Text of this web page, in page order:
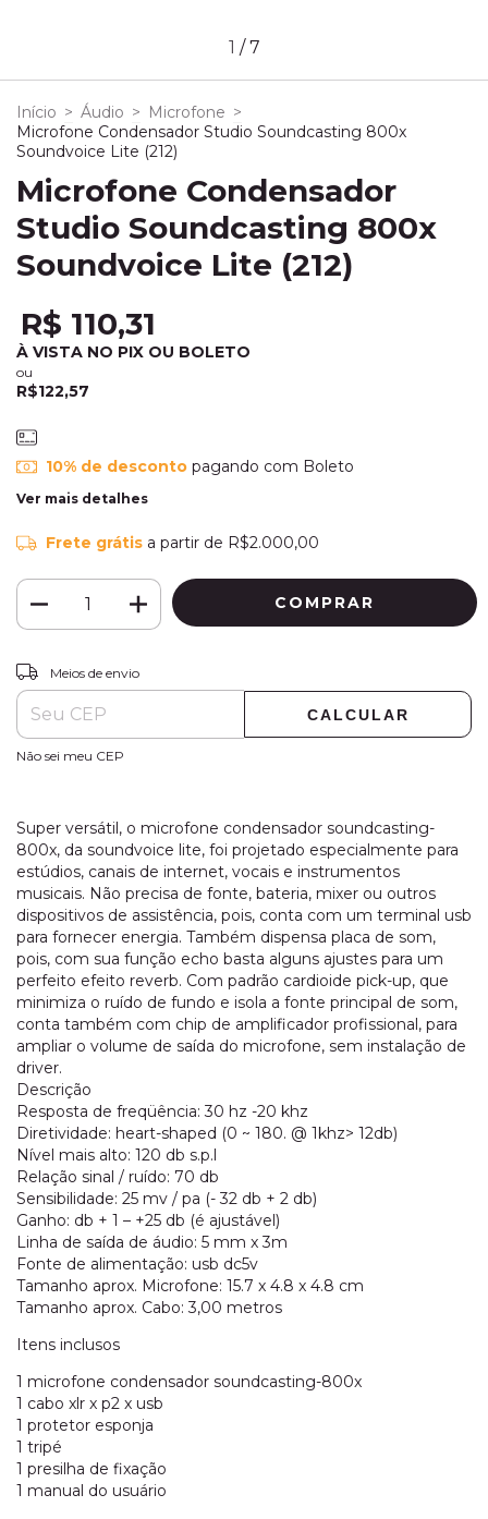
1 /7
Início > Áudio > Microfone >
Microfone Condensador Studio Soundcasting 800x
Soundvoice Lite (212)
Microfone Condensador
Studio Soundcasting 800x
Soundvoice Lite (212)
R$ 110,31
À VISTA NO PIX OU BOLETO
ou
R$122,57
10% de descontopagando com Boleto
Ver mais detalhes
Frete grátis a partir de R$2.000,00
Entregas para o CEP:
Meios de envio
CALCULAR
Não sei meu CEP
Super versátil, o microfone condensador soundcasting-
800x, da soundvoice lite, foi projetado especialmente para
estúdios, canais de internet, vocais e instrumentos
musicais. Não precisa de fonte, bateria, mixer ou outros
dispositivos de assistência, pois, conta com um terminal usb
para fornecer energia. Também dispensa placa de som,
pois, com sua função echo basta alguns ajustes para um
perfeito efeito reverb. Com padrão cardioide pick-up, que
minimiza o ruído de fundo e isola a fonte principal de som,
conta também com chip de amplificador profissional, para
ampliar o volume de saída do microfone, sem instalação de
driver.
Descrição
Resposta de freqüência: 30 hz -20 khz
Diretividade: heart-shaped (0 ~ 180. @ 1khz> 12db)
Nível mais alto: 120 db s.p.l
Relação sinal / ruído: 70 db
Sensibilidade: 25 mv / pa (- 32 db + 2 db)
Ganho: db + 1 – +25 db (é ajustável)
Linha de saída de áudio: 5 mm x 3m
Fonte de alimentação: usb dc5v
Tamanho aprox. Microfone: 15.7 x 4.8 x 4.8 cm
Tamanho aprox. Cabo: 3,00 metros
Itens inclusos
1 microfone condensador soundcasting-800x
1 cabo xlr x p2 x usb
1 protetor esponja
1 tripé
1 presilha de fixação
1 manual do usuário